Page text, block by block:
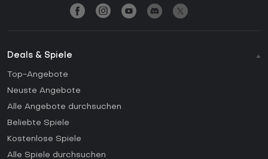
Deals & Spiele
Top-Angebote
Neuste Angebote
Alle Angebote durchsuchen
Beliebte Spiele
Kostenlose Spiele
Alle Spiele durchsuchen